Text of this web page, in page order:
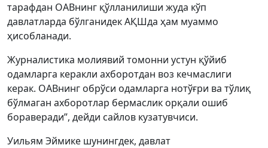
тарафдан ОАВнинг қўлланилиши жуда кўп
давлатларда бўлганидек АҚШда ҳам муаммо
ҳисобланади.
Журналистика молиявий томонни устун қўйиб
одамларга керакли ахборотдан воз кечмаслиги
керак. ОАВнинг обрўси одамларга нотўғри ва тўлиқ
бўлмаган ахборотлар бермаслик орқали ошиб
бораверади”, дейди сайлов кузатувчиси.
Уильям Эймике шунингдек, давлат